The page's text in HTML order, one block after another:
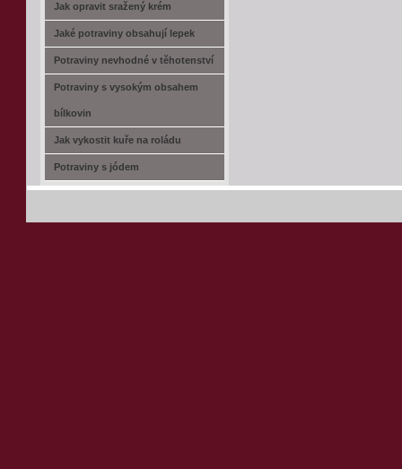
Jak opravit sražený krém
Jaké potraviny obsahují lepek
Potraviny nevhodné v těhotenství
Potraviny s vysokým obsahem
bílkovin
Jak vykostit kuře na roládu
Potraviny s jódem